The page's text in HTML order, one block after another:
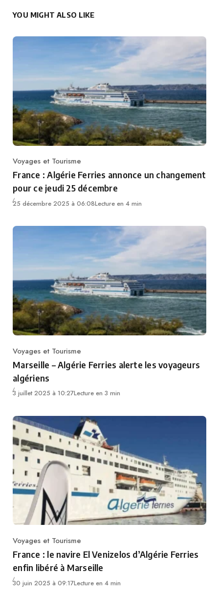
YOU MIGHT ALSO LIKE
Category
Voyages et Tourisme
France : Algérie Ferries annonce un changement
pour ce jeudi 25 décembre
25 décembre 2025 à 06:08Lecture en 4 min
Category
Voyages et Tourisme
Marseille – Algérie Ferries alerte les voyageurs
algériens
3 juillet 2025 à 10:27Lecture en 3 min
Category
Voyages et Tourisme
France : le navire El Venizelos d’Algérie Ferries
enfin libéré à Marseille
30 juin 2025 à 09:17Lecture en 4 min